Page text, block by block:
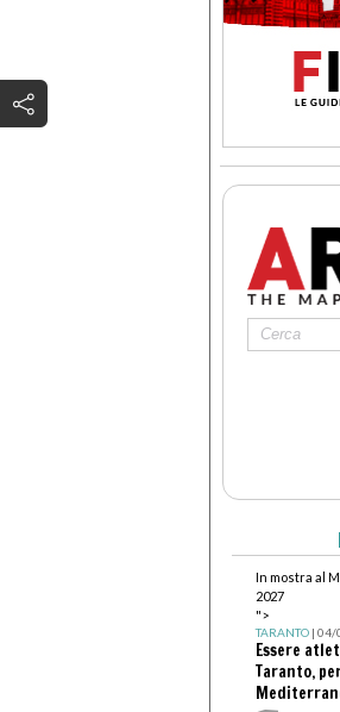
In mostra al
2027
">
TARANTO| 04/
Essere
Taranto,